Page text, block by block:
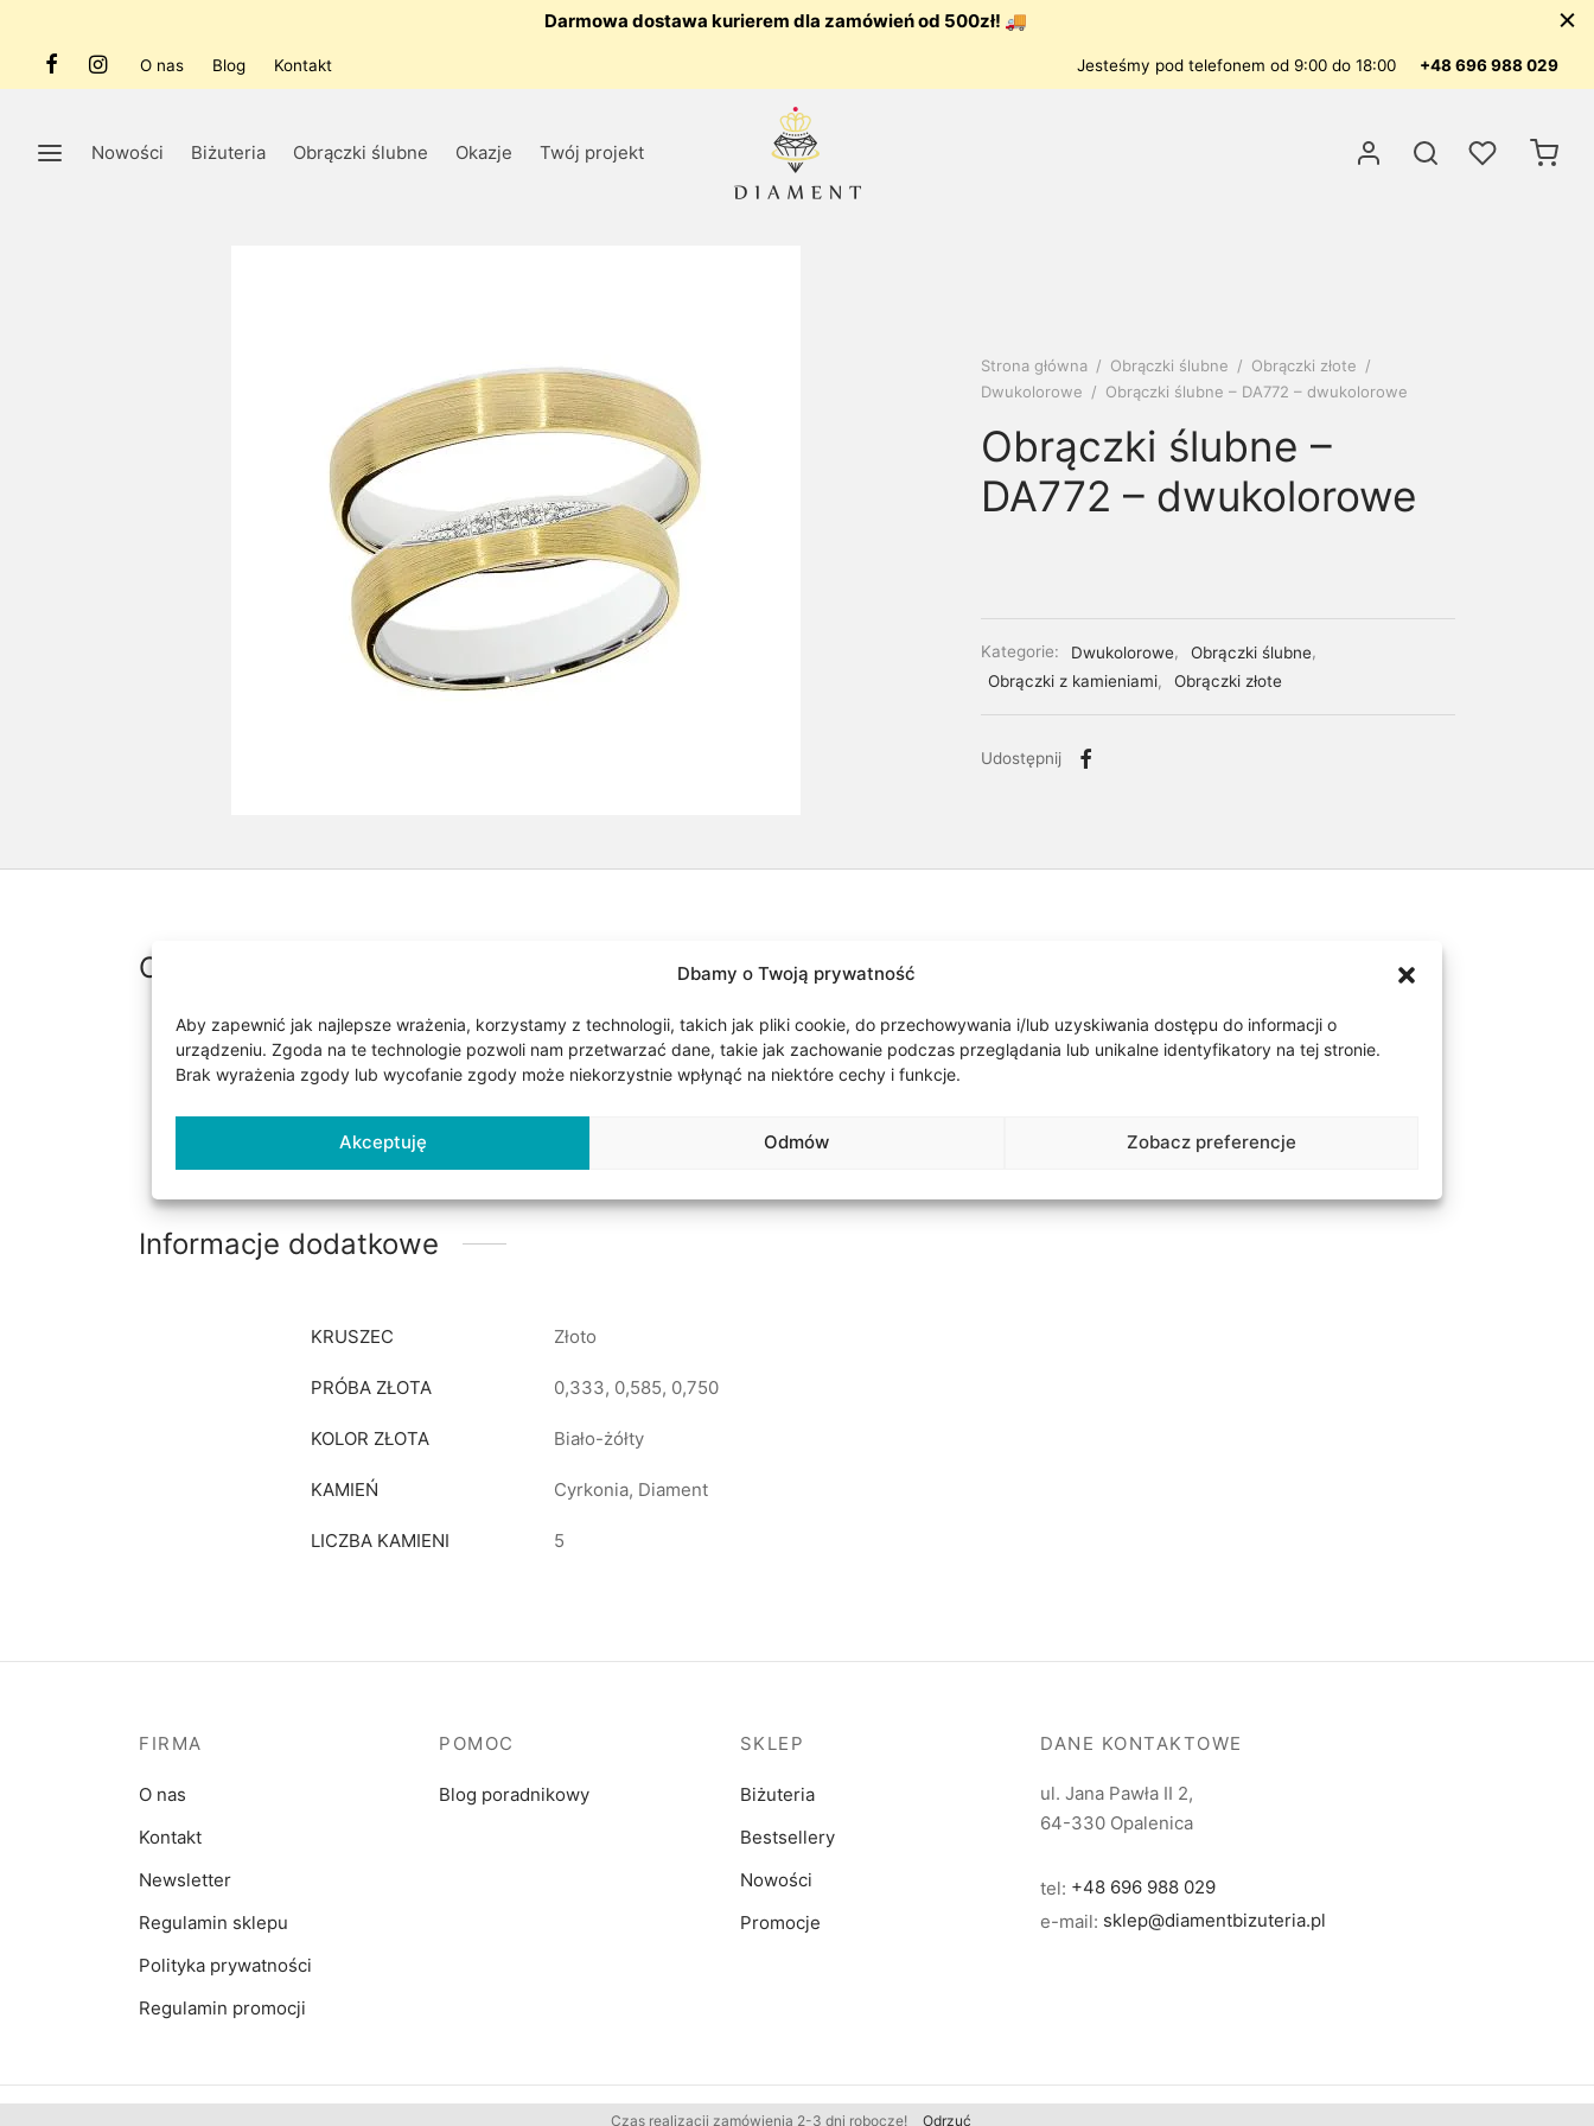
Dbamy o Twoją prywatność
Aby zapewnić jak najlepsze wrażenia, korzystamy z technologii, takich jak pliki cookie, do przechowywania i/lub uzyskiwania dostępu do informacji o
urządzeniu. Zgoda na te technologie pozwoli nam przetwarzać dane, takie jak zachowanie podczas przeglądania lub unikalne identyfikatory na tej stronie.
Brak wyrażenia zgody lub wycofanie zgody może niekorzystnie wpłynąć na niektóre cechy i funkcje.
Akceptuję Odmów Zobacz preferencje
Czas realizacji zamówienia 2-3 dni robocze! Odrzuć
Darmowa dostawa kurierem dla zamówień od 500zł! 🚚
O nas Blog Kontakt Jesteśmy pod telefonem od 9:00 do 18:00 +48 696 988 029
Nowości Biżuteria Obrączki ślubne Okazje Twój projekt
Strona główna / Obrączki ślubne / Obrączki złote /
Dwukolorowe / Obrączki ślubne – DA772 – dwukolorowe
Obrączki ślubne –
DA772 – dwukolorowe
Kategorie: Dwukolorowe, Obrączki ślubne,
Obrączki z kamieniami, Obrączki złote
Udostępnij
Opis
Obrączki wykonane z białego i żółtego złota. Obrączki mają 4 mm szerokości. Obrączki z 5 kamieniami. Obrączki
mogą być wykonane w trzech próbach złota: 0,333 (8k), 0,585 (14k) i 0,750 (18k). Obrączka może być płaska lub
preferencji). W przypadku wyboru obrączek z białym złotem możemy je dodatkowo pokryć rodem.
Informacje dodatkowe
KRUSZEC Złoto
PRÓBA ZŁOTA 0,333, 0,585, 0,750
KOLOR ZŁOTA Biało-żółty
KAMIEŃ Cyrkonia, Diament
LICZBA KAMIENI 5
DANE KONTAKTOWE
ul. Jana Pawła II 2,
64-330 Opalenica
tel: +48 696 988 029
e-mail: sklep@diamentbizuteria.pl
POMOC
Blog poradnikowy
SKLEP
Biżuteria
Bestsellery
Nowości
Promocje
FIRMA
O nas
Kontakt
Newsletter
Regulamin sklepu
Polityka prywatności
Regulamin promocji